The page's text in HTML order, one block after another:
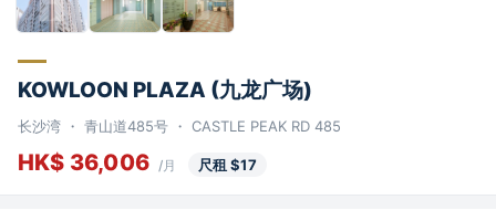
KOWLOON PLAZA (九龙广场)
长沙湾 ・ 青山道485号 ・ CASTLE PEAK RD 485
HK$ 36,006 /月 尺租 $17